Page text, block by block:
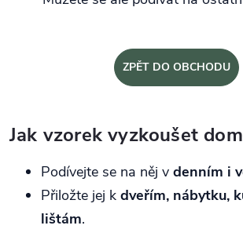
ZPĚT DO OBCHODU
Jak vzorek vyzkoušet
Podívejte se na něj v denním i
Přiložte jej k dveřím, nábytku,
lištám.